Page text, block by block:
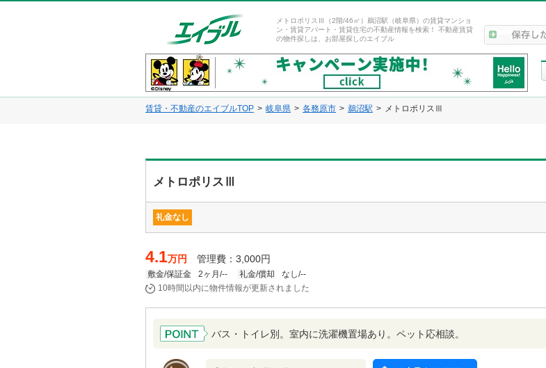
メトロポリスⅢ（2階/46㎡）鵜沼駅（岐阜県）の賃貸マンショ
ン・賃貸アパート・賃貸住宅の不動産情報を検索！ 不動産賃貸
の物件探しは、お部屋探しのエイブル
賃貸・不動産のエイブルTOP 岐阜県 各務原市 鵜沼駅 メトロポリスⅢ
メトロポリスⅢ
礼金なし
4.1万円 管理費：3,000円
敷金/保証金 2ヶ月/-- 礼金/償却
なし/--
10時間以内に物件情報が更新されました
バス・トイレ別。室内に洗濯機置場あり。ペット応相談。